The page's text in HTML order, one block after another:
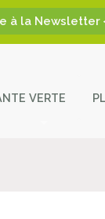
à la Newsletter
VERTE